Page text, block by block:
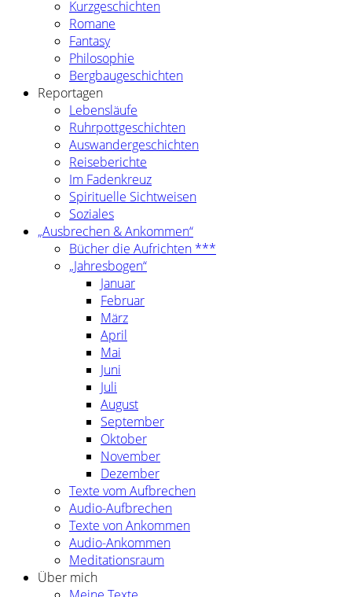
Kurzgeschichten
Romane
Fantasy
Philosophie
Bergbaugeschichten
Reportagen
Lebensläufe
Ruhrpottgeschichten
Auswandergeschichten
Reiseberichte
Im Fadenkreuz
Spirituelle Sichtweisen
Soziales
„Ausbrechen & Ankommen“
Bücher die Aufrichten ***
„Jahresbogen“
Januar
Februar
März
April
Mai
Juni
Juli
August
September
Oktober
November
Dezember
Texte vom Aufbrechen
Audio-Aufbrechen
Texte von Ankommen
Audio-Ankommen
Meditationsraum
Über mich